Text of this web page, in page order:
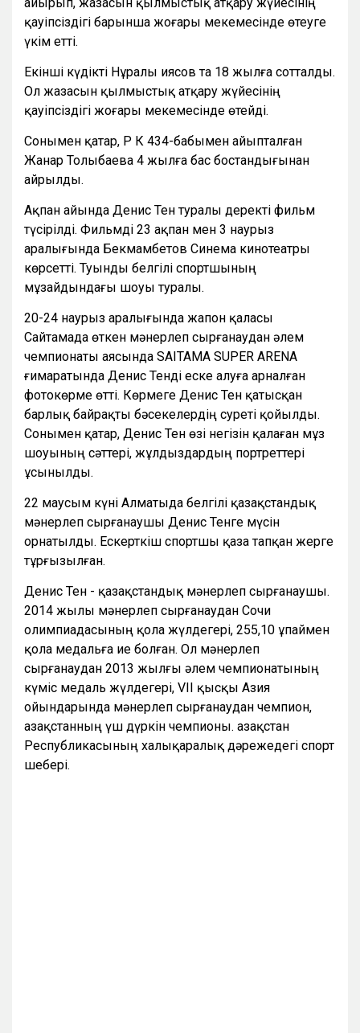
қауіпсіздігі барынша жоғары мекемесінде өтеуге
үкім етті.
Екінші күдікті Нұралы Қиясов та 18 жылға сотталды.
Ол жазасын қылмыстық атқару жүйесінің
қауіпсіздігі жоғары мекемесінде өтейді.
Сонымен қатар, ҚР ҚК 434-бабымен айыпталған
Жанар Толыбаева 4 жылға бас бостандығынан
айрылды.
Ақпан айында Денис Тен туралы деректі фильм
түсірілді. Фильмді 23 ақпан мен 3 наурыз
аралығында Бекмамбетов Синема кинотеатры
көрсетті. Туынды белгілі спортшының
мұзайдындағы шоуы туралы.
20-24 наурыз аралығында жапон қаласы
Сайтамада өткен мәнерлеп сырғанаудан әлем
чемпионаты аясында SAITAMA SUPER ARENA
ғимаратында Денис Тенді еске алуға арналған
фотокөрме өтті. Көрмеге Денис Тен қатысқан
барлық байрақты бәсекелердің суреті қойылды.
Сонымен қатар, Денис Тен өзі негізін қалаған мұз
шоуының сәттері, жұлдыздардың портреттері
ұсынылды.
22 маусым күні Алматыда белгілі қазақстандық
мәнерлеп сырғанаушы Денис Тенге мүсін
орнатылды. Ескерткіш спортшы қаза тапқан жерге
тұрғызылған.
Денис Тен - қазақстандық мәнерлеп сырғанаушы.
2014 жылы мәнерлеп сырғанаудан Сочи
олимпиадасының қола жүлдегері, 255,10 ұпаймен
қола медальға ие болған. Ол мәнерлеп
сырғанаудан 2013 жылғы әлем чемпионатының
күміс медаль жүлдегері, VІІ қысқы Азия
ойындарында мәнерлеп сырғанаудан чемпион,
Қазақстанның үш дүркін чемпионы. Қазақстан
Республикасының халықаралық дәрежедегі спорт
шебері.